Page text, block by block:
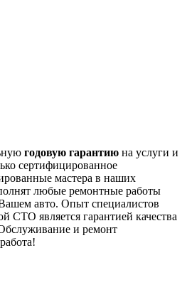
годовую гарантию на услуги и
сертифицированное
мастера в наших
любые ремонтные работы
авто. Опыт специалистов
СТО является гарантией качества
и ремонт